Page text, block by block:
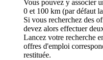
Vous pouvez y associer
0 et 100 km (par défaut
Si vous recherchez des
devez alors effectuer
Lancez votre recherche
offres d'emploi
restituée.